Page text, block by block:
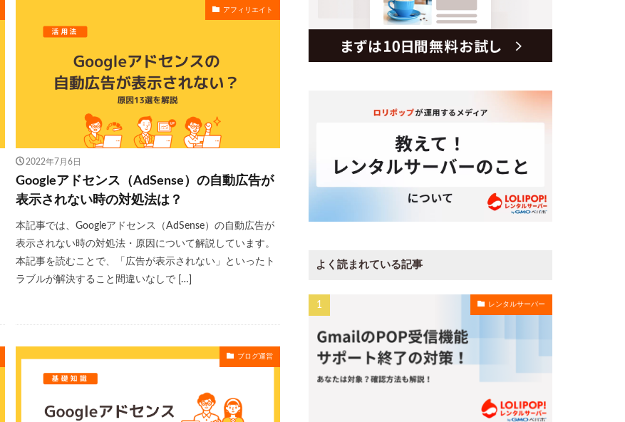
アフィリエイト
2022年7月6日
Googleアドセンス（AdSense）の自動広告が
表示されない時の対処法は？
本記事では、Googleアドセンス（AdSense）の自動広告が
表示されない時の対処法・原因について解説しています。
本記事を読むことで、「広告が表示されない」といったト
ラブルが解決すること間違いなしで […]
ブログ運営
よく読まれている記事
レンタルサーバー